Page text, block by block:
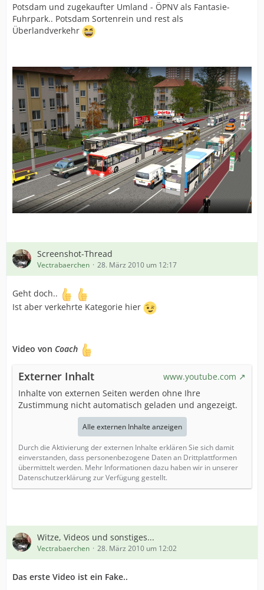
Potsdam und zugekaufter Umland - ÖPNV als Fantasie-
Fuhrpark.. Potsdam Sortenrein und rest als
Überlandverkehr
Screenshot-Thread
Vectrabaerchen 28. März 2010 um 12:17
Geht doch..
Ist aber verkehrte Kategorie hier
Video von Coach
Externer Inhalt
www.youtube.com
Inhalte von externen Seiten werden ohne Ihre
Zustimmung nicht automatisch geladen und angezeigt.
Alle externen Inhalte anzeigen
Durch die Aktivierung der externen Inhalte erklären Sie sich damit
einverstanden, dass personenbezogene Daten an Drittplattformen
übermittelt werden. Mehr Informationen dazu haben wir in unserer
Datenschutzerklärung zur Verfügung gestellt.
Witze, Videos und sonstiges...
Vectrabaerchen 28. März 2010 um 12:02
Das erste Video ist ein Fake..